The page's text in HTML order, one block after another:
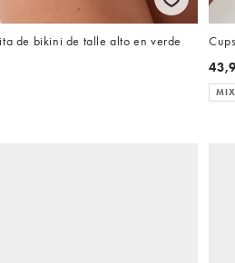
de bikini de talle alto en verde